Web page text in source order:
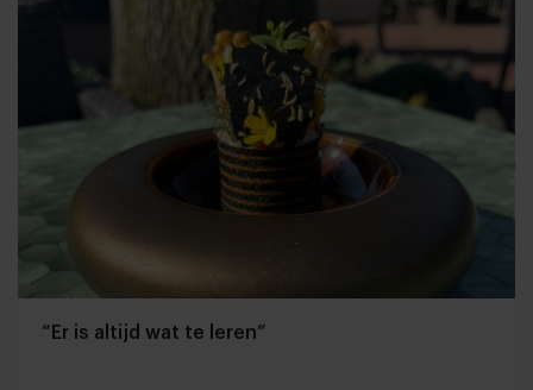
“Er is altijd wat te leren”